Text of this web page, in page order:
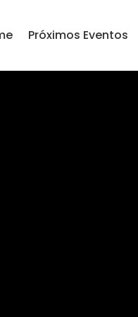
Próximos Eventos